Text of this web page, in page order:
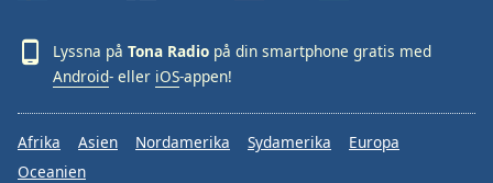
Lyssna på Tona Radio på din smartphone gratis med
Android- eller iOS-appen!
Afrika Asien Nordamerika Sydamerika
Europa
Oceanien